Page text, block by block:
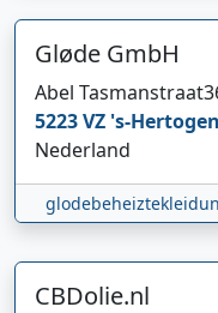
Gløde GmbH
Abel Tasmanstraat
5223 VZ 's-
Nederland
CBDolie.nl